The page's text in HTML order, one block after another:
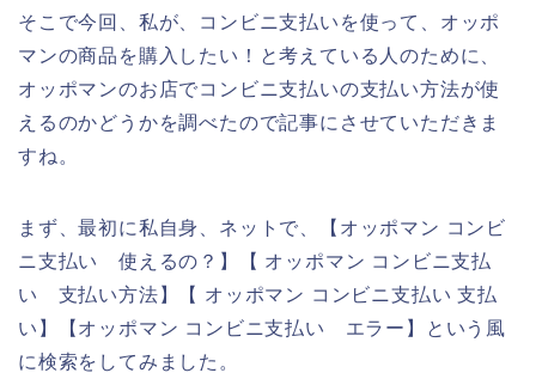
そこで今回、私が、コンビニ支払いを使って、オッポ
マンの商品を購入したい！と考えている人のために、
オッポマンのお店でコンビニ支払いの支払い方法が使
えるのかどうかを調べたので記事にさせていただきま
すね。
まず、最初に私自身、ネットで、【オッポマン コンビ
ニ支払い 使えるの？】【 オッポマン コンビニ支払
い 支払い方法】【 オッポマン コンビニ支払い 支払
い】【オッポマン コンビニ支払い エラー】という風
に検索をしてみました。